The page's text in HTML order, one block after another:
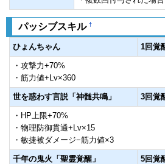
パッシブスキル †
ひょんちゃん 1回覚
・攻撃力+70%
・筋力値+Lv×360
世を惑わす言説「神髄共鳴」 3回覚
・HP上限+70%
・物理防御貫通+Lv×15
・敏捷被ダメージ−筋力値×3
千年の鬼火「聖霊覚醒」 5回覚